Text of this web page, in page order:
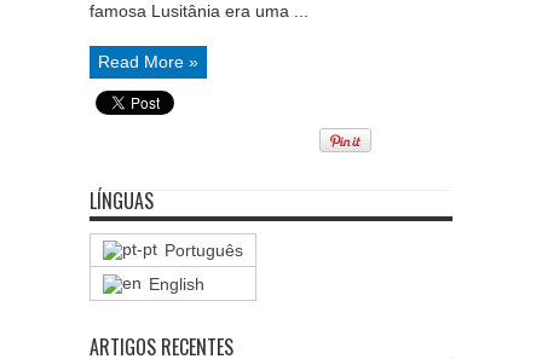
famosa Lusitânia era uma ...
Read More »
LÍNGUAS
Português
English
ARTIGOS RECENTES